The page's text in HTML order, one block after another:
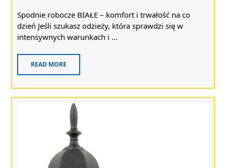
Spodnie robocze BIAŁE – komfort i trwałość na co
dzień Jeśli szukasz odzieży, która sprawdzi się w
intensywnych warunkach i ...
READ MORE